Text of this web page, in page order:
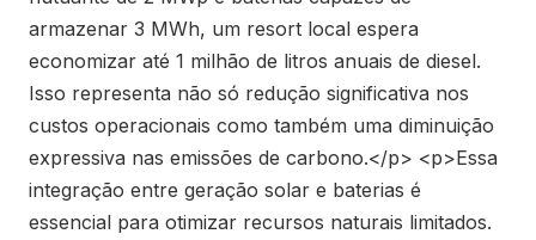
armazenar 3 MWh, um resort local espera
economizar até 1 milhão de litros anuais de diesel.
Isso representa não só redução significativa nos
custos operacionais como também uma diminuição
expressiva nas emissões de carbono.</p> <p>Essa
integração entre geração solar e baterias é
essencial para otimizar recursos naturais limitados.